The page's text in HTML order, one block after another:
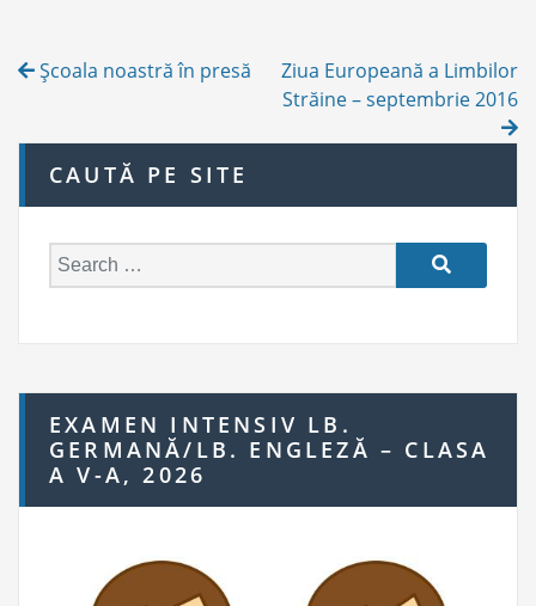
Post
Şcoala noastră în presă
Ziua Europeană a Limbilor
Străine – septembrie 2016
CAUTĂ PE SITE
e
h
f
o
r:
EXAMEN INTENSIV LB.
GERMANĂ/LB. ENGLEZĂ – CLASA
A V-A, 2026